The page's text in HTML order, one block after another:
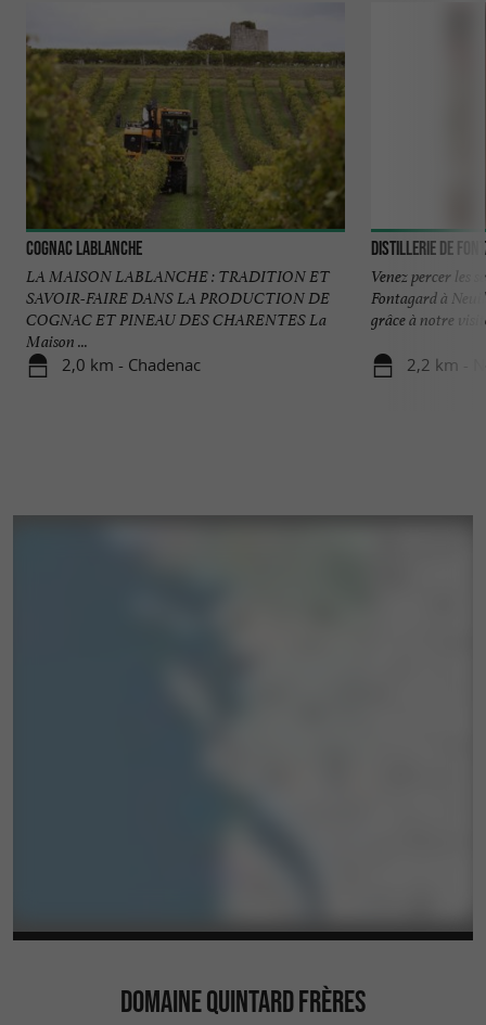
Cognac Lablanche
LA MAISON LABLANCHE : TRADITION ET
SAVOIR-FAIRE DANS LA PRODUCTION DE
COGNAC ET PINEAU DES CHARENTES La
Maison ...
2,0 km - Chadenac
Distillerie de
Venez percer les
Fontagard à
grâce à notre
2,2 km -
DOMAINE QUINTARD FRÈRES